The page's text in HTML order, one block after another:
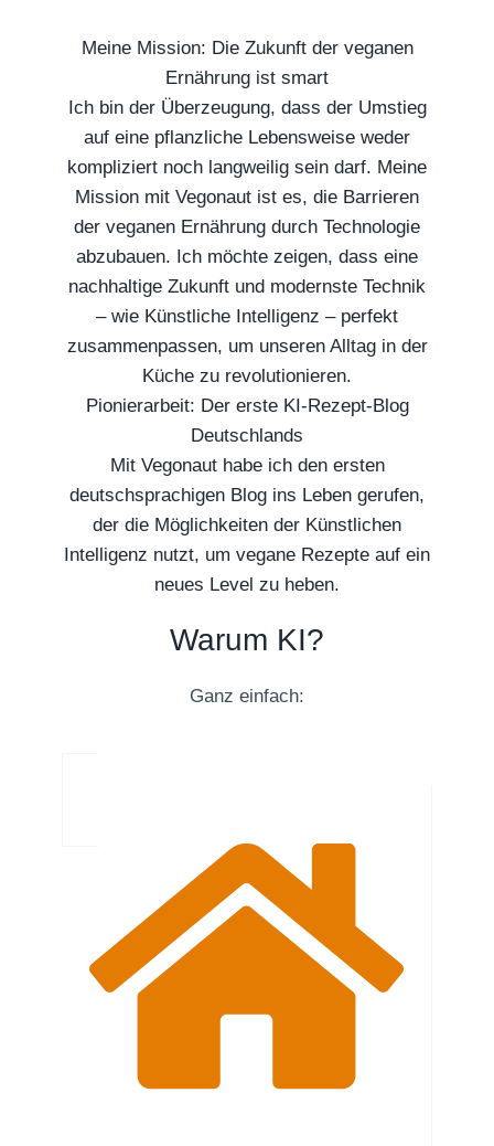
Meine Mission: Die Zukunft der veganen
Ernährung ist smart
Ich bin der Überzeugung, dass der Umstieg
auf eine pflanzliche Lebensweise weder
kompliziert noch langweilig sein darf. Meine
Mission mit Vegonaut ist es, die Barrieren
der veganen Ernährung durch Technologie
abzubauen. Ich möchte zeigen, dass eine
nachhaltige Zukunft und modernste Technik
– wie Künstliche Intelligenz – perfekt
zusammenpassen, um unseren Alltag in der
Küche zu revolutionieren.
Pionierarbeit: Der erste KI-Rezept-Blog
Deutschlands
Mit Vegonaut habe ich den ersten
deutschsprachigen Blog ins Leben gerufen,
der die Möglichkeiten der Künstlichen
Intelligenz nutzt, um vegane Rezepte auf ein
neues Level zu heben.
Warum KI?
Ganz einfach: